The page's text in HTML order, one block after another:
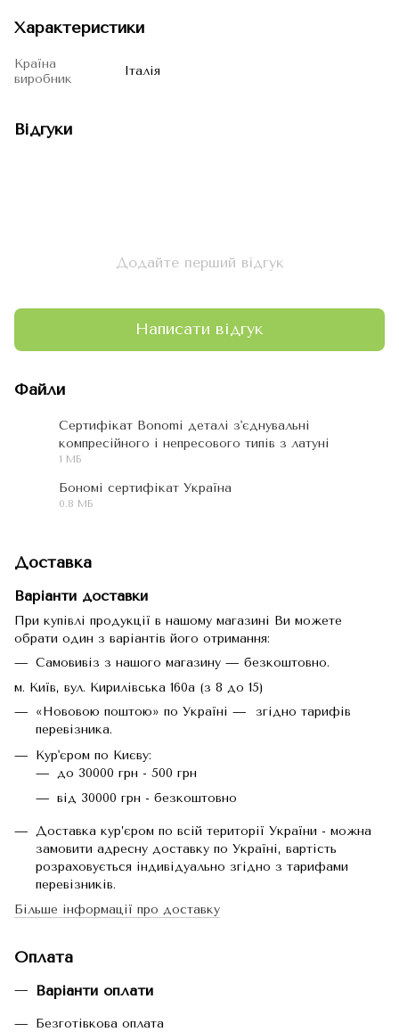
Характеристики
Країна
виробник
Італія
Відгуки
Додайте перший відгук
Написати відгук
Файли
Сертифікат Bonomi деталі з'єднувальні
компресійного і непресового типів з латуні
1 МБ
Бономі сертифікат Україна
0.8 МБ
Доставка
Варіанти доставки
При купівлі продукції в нашому магазині Ви можете
обрати один з варіантів його отримання:
Самовивіз з нашого магазину — безкоштовно.
м. Київ, вул. Кирилівська 160а (з 8 до 15)
«Нововою поштою» по Україні — згідно тарифів
перевізника.
Кур'єром по Києву:
до 30000 грн - 500 грн
від 30000 грн - безкоштовно
Доставка кур’єром по всій території України - можна
замовити адресну доставку по Україні, вартість
розраховується індивідуально згідно з тарифами
перевізників.
Більше інформації про доставку
Оплата
Варіанти оплати
Безготівкова оплата